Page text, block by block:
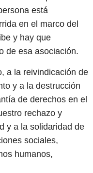
está
en el marco del
y hay que
de esa asociación.
a la reivindicación de
y a la destrucción
de derechos en el
rechazo y
y a la solidaridad de
sociales,
humanos,